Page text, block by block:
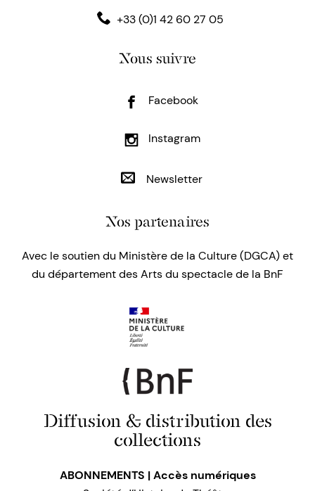
+33 (0)1 42 60 27 05
Nous suivre
Facebook
Instagram
Newsletter
Nos partenaires
Avec le soutien du Ministère de la Culture (DGCA) et
du département des Arts du spectacle de la BnF
Diffusion & distribution des
collections
ABONNEMENTS | Accès numériques